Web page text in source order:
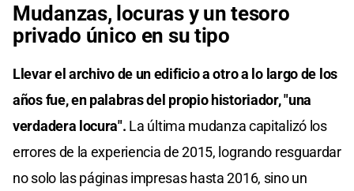
Mudanzas, locuras y un tesoro
privado único en su tipo
Llevar el archivo de un edificio a otro a lo largo de los
años fue, en palabras del propio historiador, "una
verdadera locura". La última mudanza capitalizó los
errores de la experiencia de 2015, logrando resguardar
no solo las páginas impresas hasta 2016, sino un